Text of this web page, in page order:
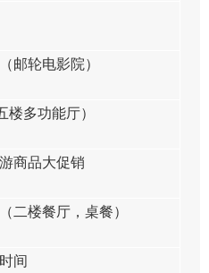
邮轮电影院）
楼多功能厅）
商品大促销
二楼餐厅，桌餐）
间